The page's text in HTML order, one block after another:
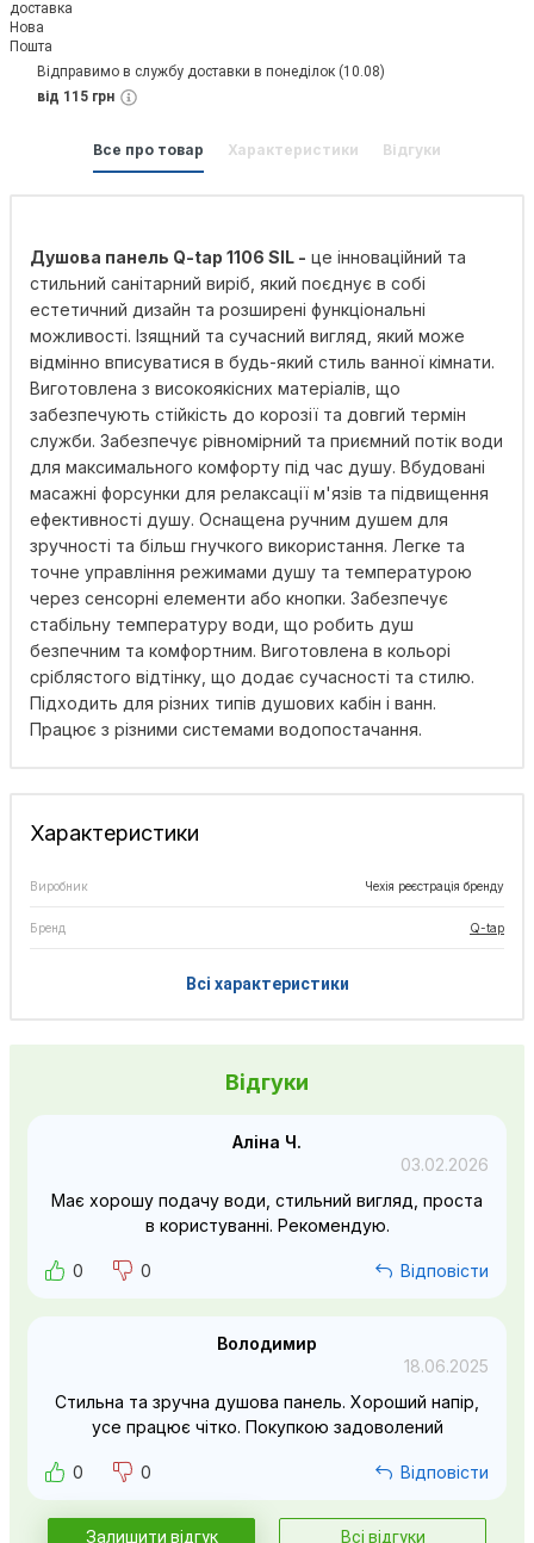
Відправимо в службу доставки в понеділок (10.08)
від 115 грн
Все про товар Характеристики Відгуки
Душова панель Q-tap 1106 SIL - це інноваційний та
стильний санітарний виріб, який поєднує в собі
естетичний дизайн та розширені функціональні
можливості. Ізящний та сучасний вигляд, який може
відмінно вписуватися в будь-який стиль ванної кімнати.
Виготовлена з високоякісних матеріалів, що
забезпечують стійкість до корозії та довгий термін
служби. Забезпечує рівномірний та приємний потік води
для максимального комфорту під час душу. Вбудовані
масажні форсунки для релаксації м'язів та підвищення
ефективності душу. Оснащена ручним душем для
зручності та більш гнучкого використання. Легке та
точне управління режимами душу та температурою
через сенсорні елементи або кнопки. Забезпечує
стабільну температуру води, що робить душ
безпечним та комфортним. Виготовлена в кольорі
сріблястого відтінку, що додає сучасності та стилю.
Підходить для різних типів душових кабін і ванн.
Працює з різними системами водопостачання.
Характеристики
Виробник Чехія реєстрація бренду
Бренд Q-tap
Всі характеристики
Відгуки
Аліна Ч.
03.02.2026
Має хорошу подачу води, стильний вигляд, проста
в користуванні. Рекомендую.
0 0 Відповісти
Володимир
18.06.2025
Стильна та зручна душова панель. Хороший напір,
усе працює чітко. Покупкою задоволений
0 0 Відповісти
Залишити відгук Всі відгуки